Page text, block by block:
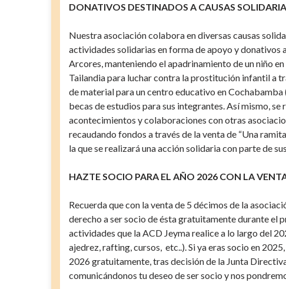
DONATIVOS DESTINADOS A CAUSAS
Nuestra asociación colabora en diversas causas
actividades solidarias en forma de apoyo y donativos
Arcores, manteniendo el apadrinamiento de un niño
Tailandia para luchar contra la prostitución infantil a
de material para un centro educativo en
becas de estudios para sus integrantes. Así mismo,
acontecimientos y colaboraciones con otras
recaudando fondos a través de la venta de “Una
la que se realizará una acción solidaria con parte de
HAZTE SOCIO PARA EL AÑO 2026 CON LA
Recuerda que con la venta de 5 décimos de la
derecho a ser socio de ésta gratuitamente durante el
actividades que la ACD Jeyma realice a lo largo del
ajedrez, rafting, cursos, etc..). Si ya eras socio en
2026 gratuitamente, tras decisión de la Junta
comunicándonos tu deseo de ser socio y nos